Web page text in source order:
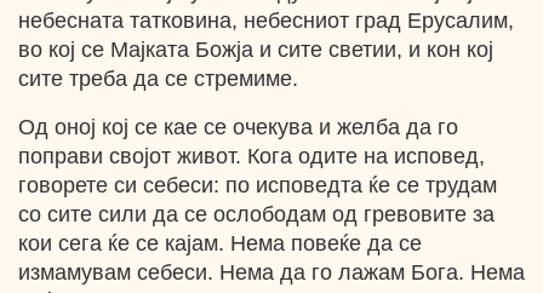
небесната татковина, небесниот град Ерусалим,
во кој се Мајката Божја и сите светии, и кон кој
сите треба да се стремиме.
Од оној кој се кае се очекува и желба да го
поправи својот живот. Кога одите на исповед,
говорете си себеси: по исповедта ќе се трудам
со сите сили да се ослободам од гревовите за
кои сега ќе се кајам. Нема повеќе да се
измамувам себеси. Нема да го лажам Бога. Нема